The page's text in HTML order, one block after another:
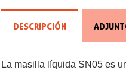
DESCRIPCIÓN
La masilla líquida SN05 es